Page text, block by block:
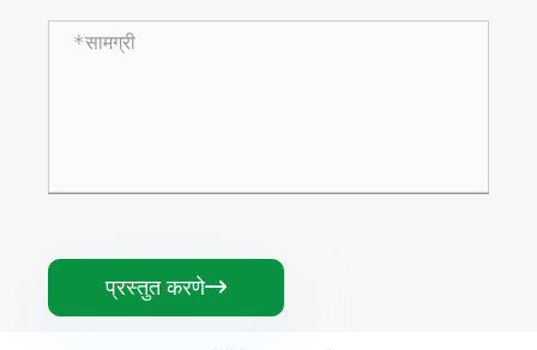
प्रस्तुत करणे